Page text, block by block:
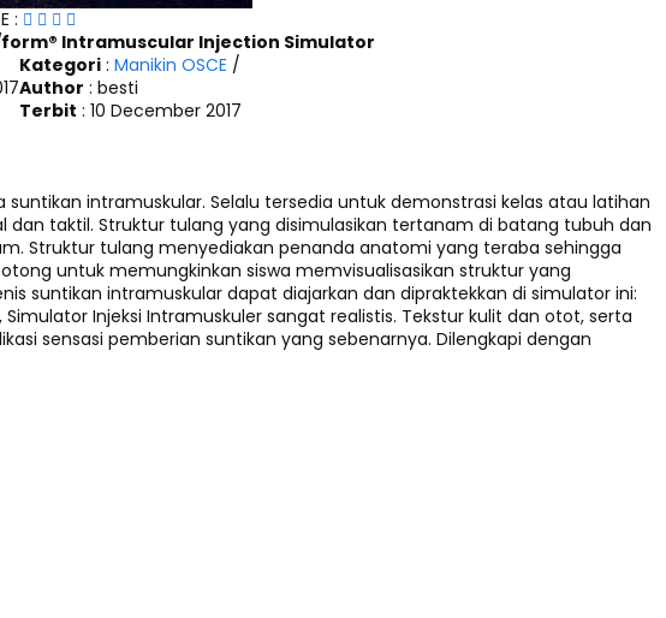
:
Intramuscular Injection Simulator
Kategori : Manikin OSCE /
Author : besti
Terbit : 10 December 2017
intramuskular. Selalu tersedia untuk demonstrasi kelas atau latihan
taktil. Struktur tulang yang disimulasikan tertanam di batang tubuh dan
Struktur tulang menyediakan penanda anatomi yang teraba sehingga
untuk memungkinkan siswa memvisualisasikan struktur yang
suntikan intramuskular dapat diajarkan dan dipraktekkan di simulator ini:
Injeksi Intramuskuler sangat realistis. Tekstur kulit dan otot, serta
sensasi pemberian suntikan yang sebenarnya. Dilengkapi dengan